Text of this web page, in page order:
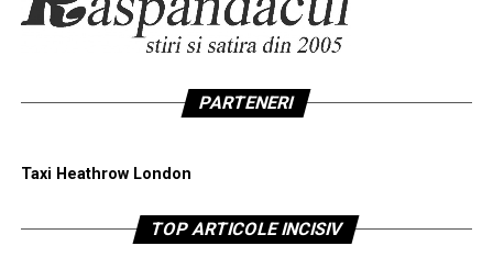
PARTENERI
Taxi Heathrow London
TOP ARTICOLE INCISIV